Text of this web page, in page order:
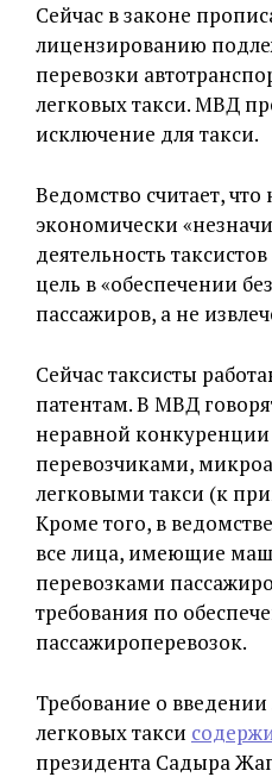
Сейчас в законе
лицензированию
перевозки
легковых такси. МВД
исключение для такси.
Ведомство считает,
экономически
деятельность
цель в «обеспечении
пассажиров, а не
Сейчас таксисты
патентам. В МВД
неравной
перевозчиками,
легковыми такси (к
Кроме того, в
все лица, имеющие
перевозками
требования по
пассажироперевозок.
Требование о
легковых такси
президента Садыра